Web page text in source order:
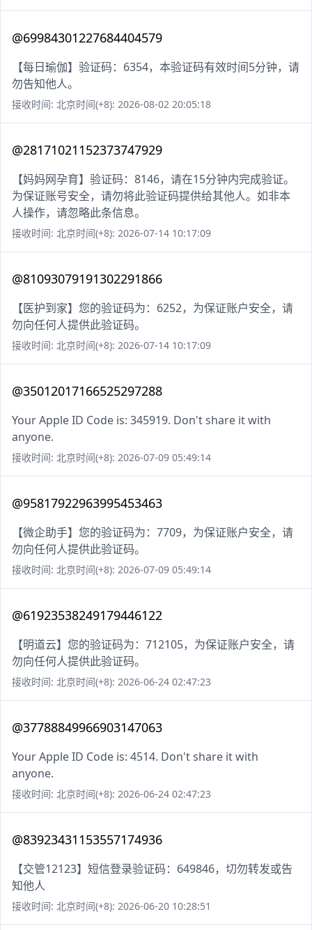
@69984301227684404579
【每日瑜伽】验证码：6354，本验证码有效时间5分钟，请
勿告知他人。
接收时间: 北京时间(+8): 2026-08-02 20:05:18
@28171021152373747929
【妈妈网孕育】验证码：8146，请在15分钟内完成验证。
为保证账号安全，请勿将此验证码提供给其他人。如非本
人操作，请忽略此条信息。
接收时间: 北京时间(+8): 2026-07-14 10:17:09
@81093079191302291866
【医护到家】您的验证码为：6252，为保证账户安全，请
勿向任何人提供此验证码。
接收时间: 北京时间(+8): 2026-07-14 10:17:09
@35012017166525297288
Your Apple ID Code is: 345919. Don't share it with
anyone.
接收时间: 北京时间(+8): 2026-07-09 05:49:14
@95817922963995453463
【微企助手】您的验证码为：7709，为保证账户安全，请
勿向任何人提供此验证码。
接收时间: 北京时间(+8): 2026-07-09 05:49:14
@61923538249179446122
【明道云】您的验证码为：712105，为保证账户安全，请
勿向任何人提供此验证码。
接收时间: 北京时间(+8): 2026-06-24 02:47:23
@37788849966903147063
Your Apple ID Code is: 4514. Don't share it with
anyone.
接收时间: 北京时间(+8): 2026-06-24 02:47:23
@83923431153557174936
【交管12123】短信登录验证码：649846，切勿转发或告
知他人
接收时间: 北京时间(+8): 2026-06-20 10:28:51